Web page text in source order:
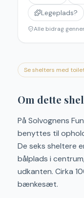
Legeplads?
Alle bidrag
Se shelters med
Om dette
På Solvognens
benyttes til
De seks sheltere
bålplads i
udkanten. Cirka
bænkesæt.